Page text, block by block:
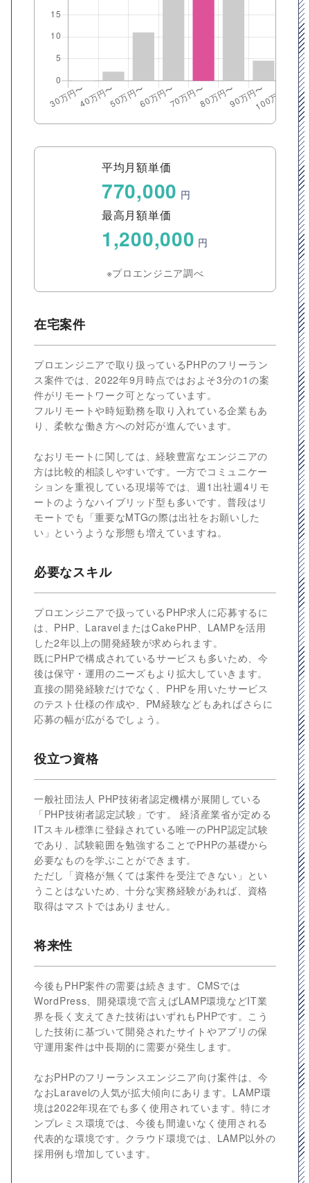
平均月額単価
770,000 円
最高月額単価
1,200,000 円
※プロエンジニア調べ
在宅案件
プロエンジニアで取り扱っているPHPのフリーラン
ス案件では、2022年9月時点ではおよそ3分の1の案
件がリモートワーク可となっています。
フルリモートや時短勤務を取り入れている企業もあ
り、柔軟な働き方への対応が進んでいます。
なおリモートに関しては、経験豊富なエンジニアの
方は比較的相談しやすいです。一方でコミュニケー
ションを重視している現場等では、週1出社週4リモ
ートのようなハイブリッド型も多いです。普段はリ
モートでも「重要なMTGの際は出社をお願いした
い」というような形態も増えていますね。
必要なスキル
プロエンジニアで扱っているPHP求人に応募するに
は、PHP、LaravelまたはCakePHP、LAMPを活用
した2年以上の開発経験が求められます。
既にPHPで構成されているサービスも多いため、今
後は保守・運用のニーズもより拡大していきます。
直接の開発経験だけでなく、PHPを用いたサービス
のテスト仕様の作成や、PM経験などもあればさらに
応募の幅が広がるでしょう。
役立つ資格
一般社団法人 PHP技術者認定機構が展開している
「PHP技術者認定試験」です。 経済産業省が定める
ITスキル標準に登録されている唯一のPHP認定試験
であり、試験範囲を勉強することでPHPの基礎から
必要なものを学ぶことができます。
ただし「資格が無くては案件を受注できない」とい
うことはないため、十分な実務経験があれば、資格
取得はマストではありません。
将来性
今後もPHP案件の需要は続きます。CMSでは
WordPress、開発環境で言えばLAMP環境などIT業
界を長く支えてきた技術はいずれもPHPです。こう
した技術に基づいて開発されたサイトやアプリの保
守運用案件は中長期的に需要が発生します。
なおPHPのフリーランスエンジニア向け案件は、今
なおLaravelの人気が拡大傾向にあります。LAMP環
境は2022年現在でも多く使用されています。特にオ
ンプレミス環境では、今後も間違いなく使用される
代表的な環境です。クラウド環境では、LAMP以外の
採用例も増加しています。